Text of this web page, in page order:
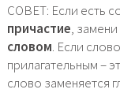
СОВЕТ: Если есть
причастие,
словом. Если
прилагательным –
слово заменяется